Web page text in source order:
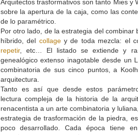
Arquitectos trasformativos son tanto Mies y
sobre la apertura de la caja, como las
de lo paramétrico.
Por otro lado, de la estrategia del combinar
híbrido, del collagey de toda mezcla: el
repetir, etc… El listado se extiende y
genealógico extenso inagotable desde un
combinatoria de sus cinco puntos, a
arquitectura.
Tanto es así que desde estos
lectura compleja de la historia de la
renacentista a un arte combinatoria y
estrategia de trasformación de la piedra,
poco desarrollado. Cada época tiene